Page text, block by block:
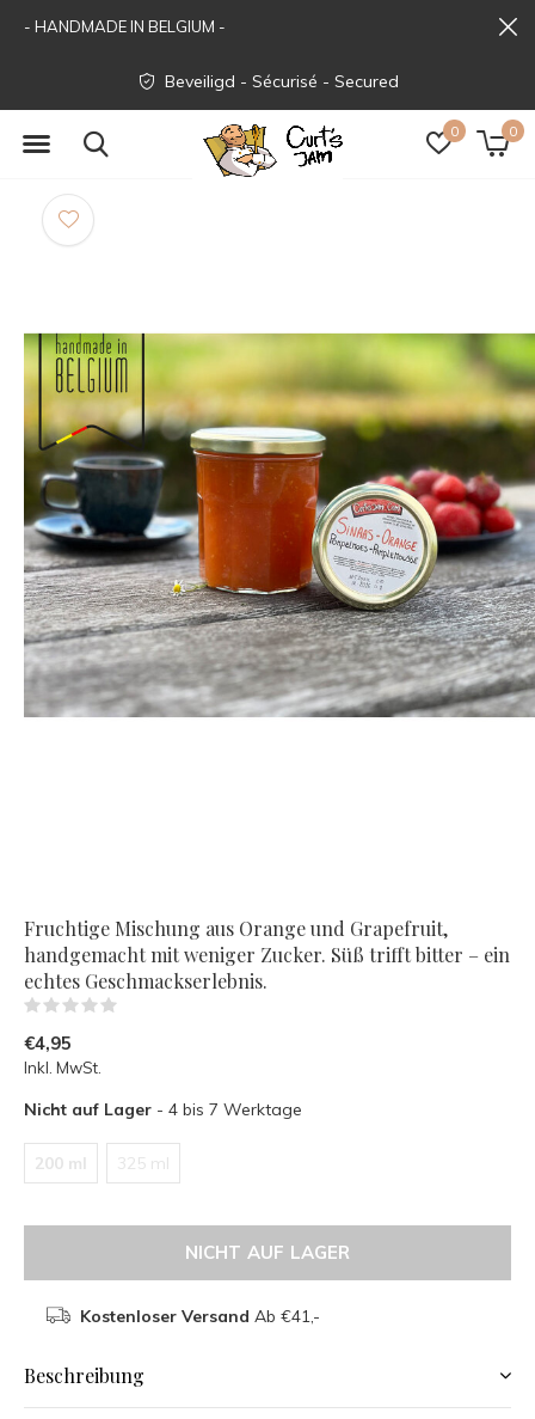
0 0
Beveiligd - Sécurisé - Secured
- HANDMADE IN BELGIUM -
Fruchtige Mischung aus Orange und Grapefruit,
handgemacht mit weniger Zucker. Süß trifft bitter – ein
echtes Geschmackserlebnis.
€4,95
Inkl. MwSt.
Nicht auf Lager - 4 bis 7 Werktage
200 ml 325 ml
NICHT AUF LAGER
Kostenloser Versand Ab €41,-
Beschreibung